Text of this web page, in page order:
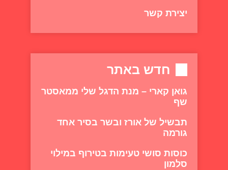
יצירת קשר
חדש באתר
גואן קארי – מנת הדגל שלי ממאסטר
שף
תבשיל של אורז ובשר בסיר אחד
גורמה
כוסות סושי טעימות בטירוף במילוי
סלמון